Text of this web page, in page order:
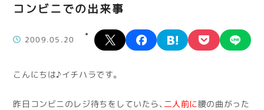
コンビニでの出来事
2009.05.20
X facebookhatena pocket
こんにちは♪イチハラです。
昨日コンビニのレジ待ちをしていたら、 二人前に 腰の曲がった